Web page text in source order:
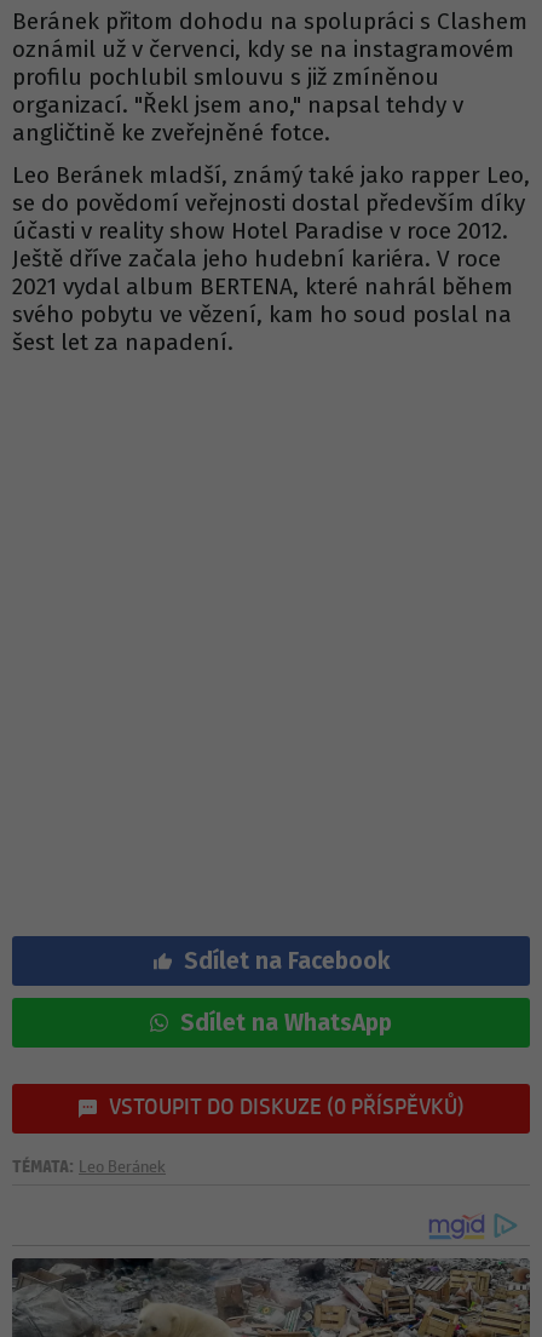
Beránek přitom dohodu na spolupráci s Clashem
oznámil už v červenci, kdy se na instagramovém
profilu pochlubil smlouvu s již zmíněnou
organizací. "Řekl jsem ano," napsal tehdy v
angličtině ke zveřejněné fotce.
Leo Beránek mladší, známý také jako rapper Leo,
se do povědomí veřejnosti dostal především díky
účasti v reality show Hotel Paradise v roce 2012.
Ještě dříve začala jeho hudební kariéra. V roce
2021 vydal album BERTENA, které nahrál během
svého pobytu ve vězení, kam ho soud poslal na
šest let za napadení.
Sdílet na Facebook
Sdílet na WhatsApp
VSTOUPIT DO DISKUZE (0 PŘÍSPĚVKŮ)
TÉMATA: Leo Beránek